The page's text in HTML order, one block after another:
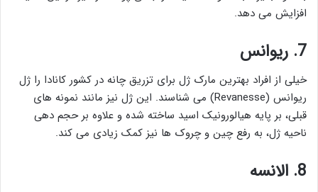
افزایش می دهد.
7. ریوانس
خیلی از افراد بهترین مارک ژل برای تزریق چانه در کشور کانادا را ژل
ریوانس (Revanesse) می شناسند. این ژل نیز مانند نمونه های
قبلی، بر پایه هیالورونیک اسید ساخته شده و علاوه بر حجم دهی
ناحیه ژل، به رفع چین و چروک ها نیز کمک زیادی می کند.
8. الانسه